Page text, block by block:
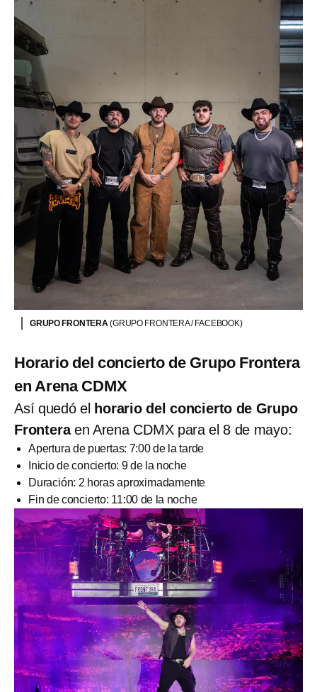
GRUPO FRONTERA(GRUPO FRONTERA / FACEBOOK)
Horario del concierto de Grupo Frontera
en Arena CDMX
Así quedó el horario del concierto de Grupo
Fronteraen Arena CDMX para el 8 de mayo:
Apertura de puertas: 7:00 de la tarde
Inicio de concierto: 9 de la noche
Duración: 2 horas aproximadamente
Fin de concierto: 11:00 de la noche